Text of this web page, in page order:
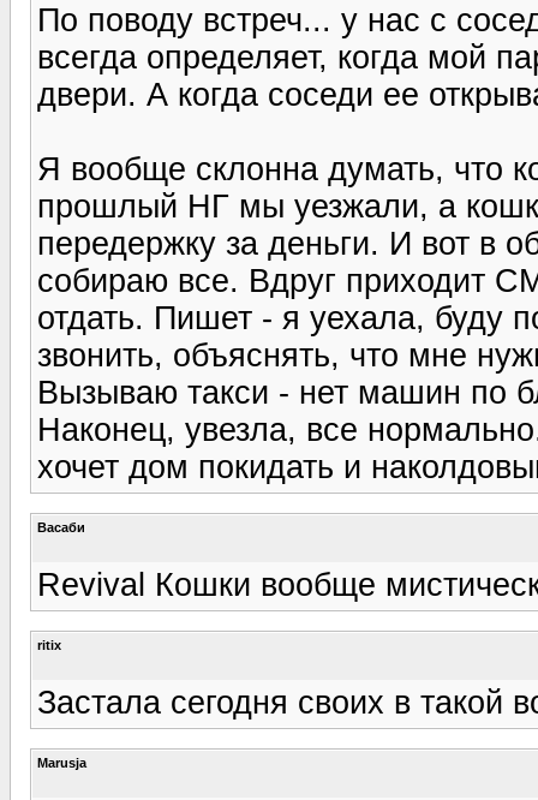
По поводу встреч... у нас с
всегда определяет, когда мой
двери. А когда соседи ее
Я вообще склонна думать, что
прошлый НГ мы уезжали, а
передержку за деньги. И вот в
собираю все. Вдруг приходит
отдать. Пишет - я уехала, буду
звонить, объяснять, что мне
Вызываю такси - нет машин по
Наконец, увезла, все
хочет дом покидать и
Васаби
Revival Кошки вообще
ritix
Застала сегодня своих в такой
Marusja